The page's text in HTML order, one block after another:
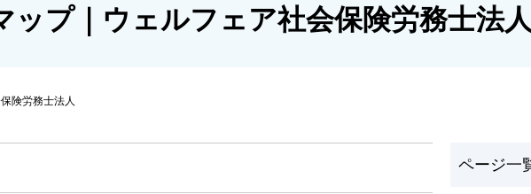
ップ｜ウェルフェア社会保険労務士法人
険労務士法人